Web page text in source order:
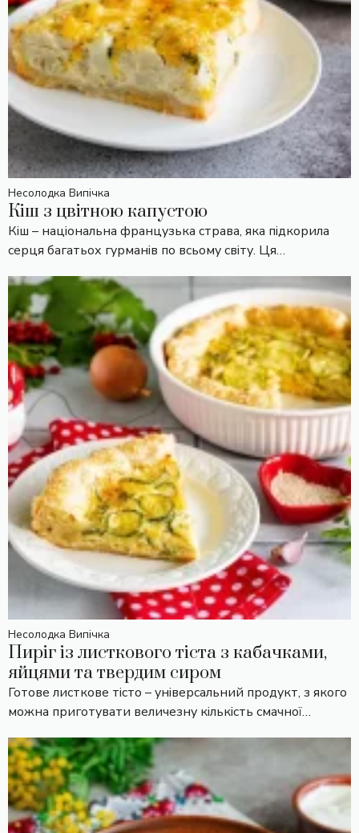
Несолодка Випічка
Кіш з цвітною капустою
Кіш – національна французька страва, яка підкорила
серця багатьох гурманів по всьому світу. Ця…
Несолодка Випічка
Пиріг із листкового тіста з кабачками,
яйцями та твердим сиром
Готове листкове тісто – універсальний продукт, з якого
можна приготувати величезну кількість смачної…